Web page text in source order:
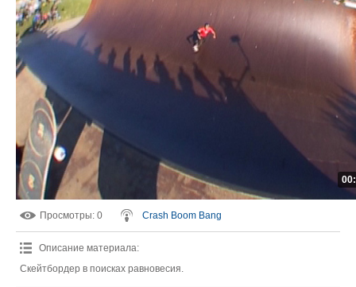
Просмотры: 0 Crash Boom Bang
Описание материала:
Скейтбордер в поисках равновесия.